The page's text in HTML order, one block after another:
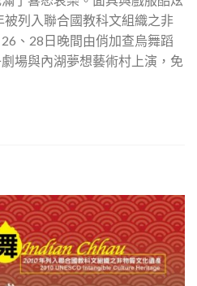
列入聯合國教科文組織之非
、28日晚間由俏加查烏舞蹈
場與內湖夢想藝術村上演，免